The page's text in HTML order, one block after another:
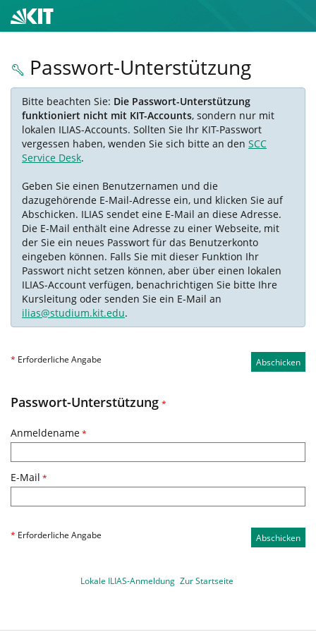
Passwort-Unterstützung
Bitte beachten Sie: Die Passwort-Unterstützung
funktioniert nicht mit KIT-Accounts, sondern nur mit
lokalen ILIAS-Accounts. Sollten Sie Ihr KIT-Passwort
vergessen haben, wenden Sie sich bitte an den SCC
Service Desk.
Geben Sie einen Benutzernamen und die
dazugehörende E-Mail-Adresse ein, und klicken Sie auf
Abschicken. ILIAS sendet eine E-Mail an diese Adresse.
Die E-Mail enthält eine Adresse zu einer Webseite, mit
der Sie ein neues Passwort für das Benutzerkonto
eingeben können. Falls Sie mit dieser Funktion Ihr
Passwort nicht setzen können, aber über einen lokalen
ILIAS-Account verfügen, benachrichtigen Sie bitte Ihre
Kursleitung oder senden Sie ein E-Mail an
ilias@studium.kit.edu.
Abschicken
* Erforderliche Angabe
Passwort-Unterstützung *
Anmeldename*
E-Mail *
* Erforderliche Angabe Abschicken
Lokale ILIAS-Anmeldung Zur Startseite